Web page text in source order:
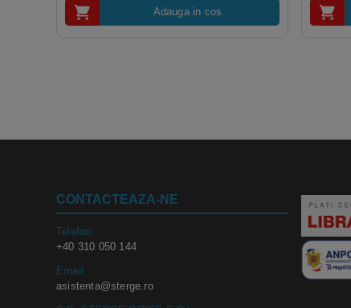
Adauga in cos
CONTACTEAZA-NE
Telefon:
+40 310 050 144
Email
asistenta@sterge.ro